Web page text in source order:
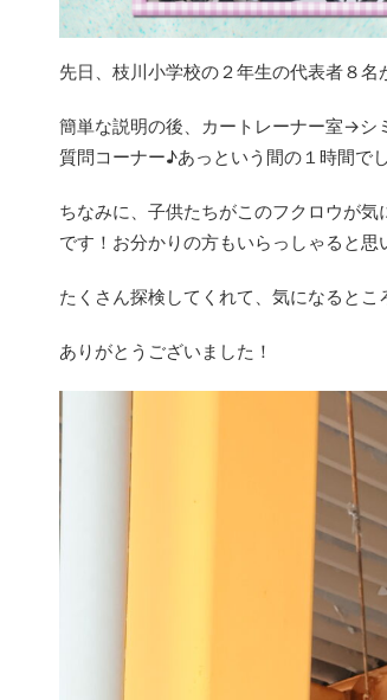
先日、枝川小学校の２年生の代表者８
簡単な説明の後、カートレーナー室→
質問コーナー♪あっという間の１時間で
ちなみに、子供たちがこのフクロウが
です！お分かりの方もいらっしゃると
たくさん探検してくれて、気になると
ありがとうございました！